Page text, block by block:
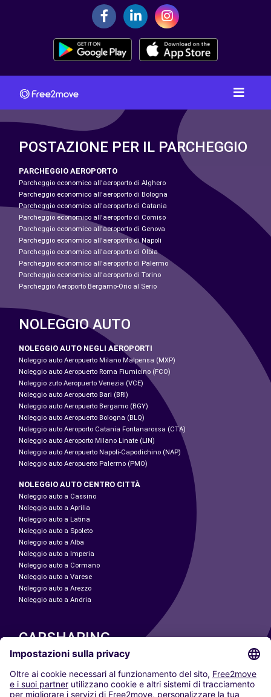
POSTAZIONE PER IL PARCHEGGIO
PARCHEGGIO AEROPORTO
Parcheggio economico all'aeroporto di Alghero
Parcheggio economico all'aeroporto di Bologna
Parcheggio economico all'aeroporto di Catania
Parcheggio economico all'aeroporto di Comiso
Parcheggio economico all'aeroporto di Genova
Parcheggio economico all'aeroporto di Napoli
Parcheggio economico all'aeroporto di Olbia
Parcheggio economico all'aeroporto di Palermo
Parcheggio economico all'aeroporto di Torino
Parcheggio Aeroporto Bergamo-Orio al Serio
NOLEGGIO AUTO
NOLEGGIO AUTO NEGLI AEROPORTI
Noleggio auto Aeropuerto Milano Malpensa (MXP)
Noleggio auto Aeropuerto Roma Fiumicino (FCO)
Noleggio zuto Aeropuerto Venezia (VCE)
Noleggio auto Aeropuerto Bari (BRI)
Noleggio auto Aeropuerto Bergamo (BGY)
Noleggio auto Aeropuerto Bologna (BLQ)
Noleggio auto Aeroporto Catania Fontanarossa (CTA)
Noleggio auto Aeroporto Milano Linate (LIN)
Noleggio auto Aeropuerto Napoli-Capodichino (NAP)
Noleggio auto Aeropuerto Palermo (PMO)
NOLEGGIO AUTO CENTRO CITTÀ
Noleggio auto a Cassino
Noleggio auto a Aprilia
Noleggio auto a Latina
Noleggio auto a Spoleto
Noleggio auto a Alba
Noleggio auto a Imperia
Noleggio auto a Cormano
Noleggio auto a Varese
Noleggio auto a Arezzo
Noleggio auto a Andria
CARSHARING
LE NOSTRE CITTÀ
Paris
Madrid